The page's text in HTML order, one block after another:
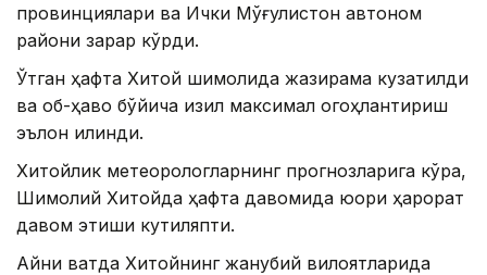
провинциялари ва Ички Мўғулистон автоном
райони зарар кўрди.
Ўтган ҳафта Хитой шимолида жазирама кузатилди
ва об-ҳаво бўйича қизил максимал огоҳлантириш
эълон қилинди.
Хитойлик метеорологларнинг прогнозларига кўра,
Шимолий Хитойда ҳафта давомида юқори ҳарорат
давом этиши кутиляпти.
Айни вақтда Хитойнинг жанубий вилоятларида